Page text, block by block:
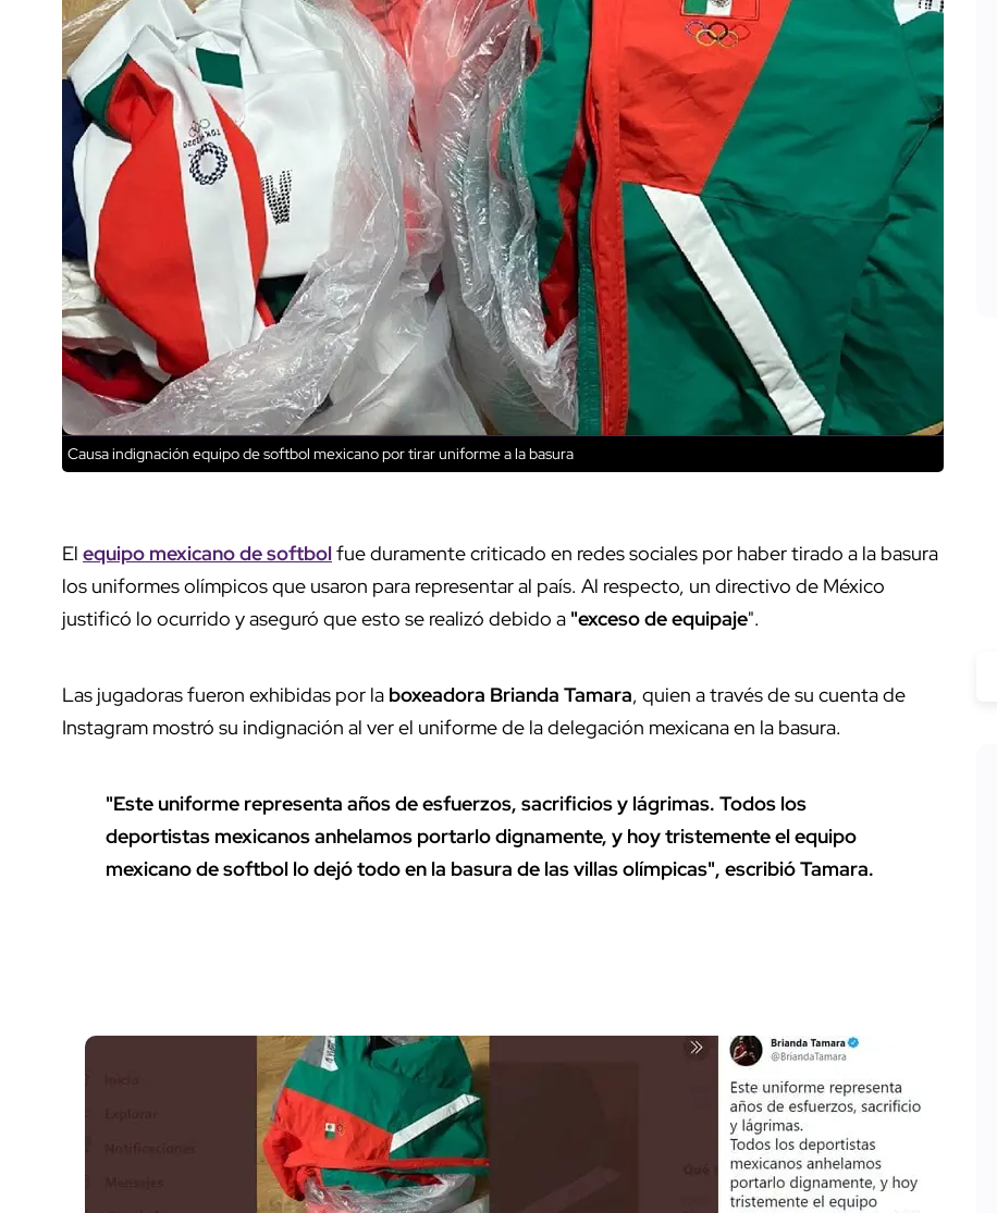
Causa indignación equipo de softbol mexicano por tirar uniforme a la basura
El equipo mexicano de softbolfue duramente criticado en redes sociales por haber tirado a la basura
los uniformes olímpicos que usaron para representar al país. Al respecto, un directivo de México
justificó lo ocurrido y aseguró que esto se realizó debido a "exceso de equipaje".
Las jugadoras fueron exhibidas por la boxeadora Brianda Tamara, quien a través de su cuenta de
Instagram mostró su indignación al ver el uniforme de la delegación mexicana en la basura.
"Este uniforme representa años de esfuerzos, sacrificios y lágrimas. Todos los
deportistas mexicanos anhelamos portarlo dignamente, y hoy tristemente el equipo
mexicano de softbol lo dejó todo en la basura de las villas olímpicas", escribió Tamara.